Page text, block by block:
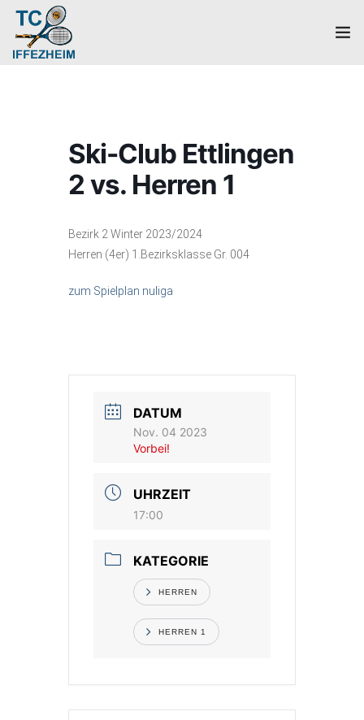
Ski-Club Ettlingen
2 vs. Herren 1
Bezirk 2 Winter 2023/2024
Herren (4er) 1.Bezirksklasse Gr. 004
zum Spielplan nuliga
DATUM
Nov. 04 2023
Vorbei!
UHRZEIT
17:00
KATEGORIE
HERREN
HERREN 1